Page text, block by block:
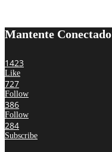
Mantente Conectado
1423
Like
727
Follow
386
Follow
284
Subscribe